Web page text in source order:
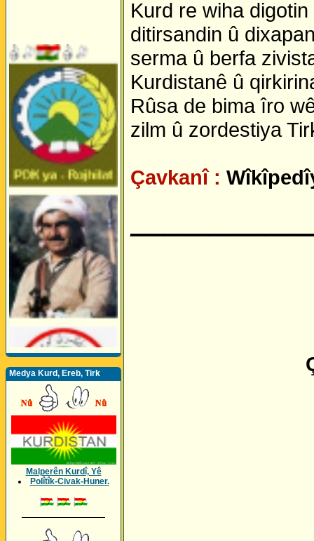
Medya Kurd, Ereb, Tirk
Malperên Kurdî, Yê
Polîtîk-Civak-Huner.
Kurd re wiha
ditirsandin û
serma û berfa
Kurdistanê û
Rûsa de bima îro
zilm û zordestiya
Çavkanî :